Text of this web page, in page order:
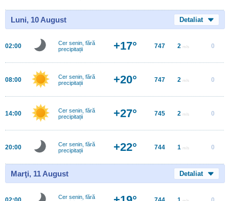
Luni, 10 August Detaliat
02:00
Cer senin, fără
precipitații
+17° 747 2 m/s 0
08:00
Cer senin, fără
precipitații
+20° 747 2 m/s 0
14:00
Cer senin, fără
precipitații
+27° 745 2 m/s 0
20:00
Cer senin, fără
precipitații
+22° 744 1 m/s 0
Marţi, 11 August Detaliat
Cer senin, fără